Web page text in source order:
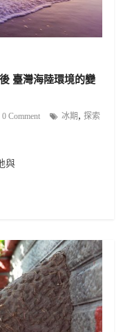
臺灣海陸環境的變
0 Comment 冰期,探索
與